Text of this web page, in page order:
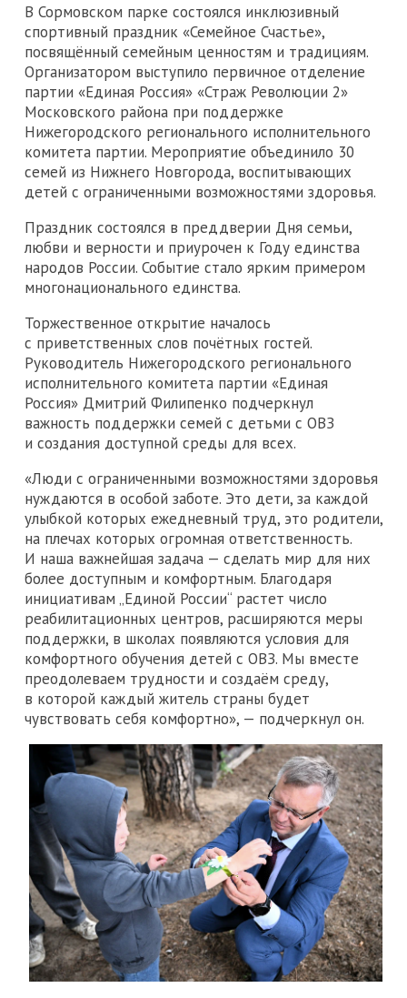
В Сормовском парке состоялся инклюзивный
спортивный праздник «Семейное Счастье»,
посвящённый семейным ценностям и традициям.
Организатором выступило первичное отделение
партии «Единая Россия» «Страж Революции 2»
Московского района при поддержке
Нижегородского регионального исполнительного
комитета партии. Мероприятие объединило 30
семей из Нижнего Новгорода, воспитывающих
детей с ограниченными возможностями здоровья.
Праздник состоялся в преддверии Дня семьи,
любви и верности и приурочен к Году единства
народов России. Событие стало ярким примером
многонационального единства.
Торжественное открытие началось
с приветственных слов почётных гостей.
Руководитель Нижегородского регионального
исполнительного комитета партии «Единая
Россия» Дмитрий Филипенко подчеркнул
важность поддержки семей с детьми с ОВЗ
и создания доступной среды для всех.
«Люди с ограниченными возможностями здоровья
нуждаются в особой заботе. Это дети, за каждой
улыбкой которых ежедневный труд, это родители,
на плечах которых огромная ответственность.
И наша важнейшая задача — сделать мир для них
более доступным и комфортным. Благодаря
инициативам „Единой России“ растет число
реабилитационных центров, расширяются меры
поддержки, в школах появляются условия для
комфортного обучения детей с ОВЗ. Мы вместе
преодолеваем трудности и создаём среду,
в которой каждый житель страны будет
чувствовать себя комфортно», — подчеркнул он.